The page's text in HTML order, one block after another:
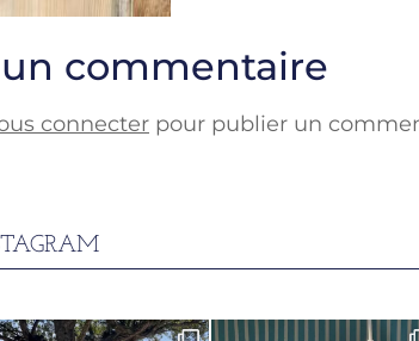
un commentaire
connecter pour publier un